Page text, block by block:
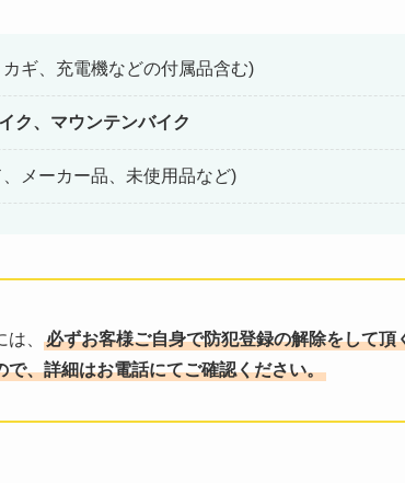
ギ、充電機などの付属品含む)
ク、マウンテンバイク
メーカー品、未使用品など)
、
必ずお客様ご自身で防犯登録の解除をして
で、詳細はお電話にてご確認ください。